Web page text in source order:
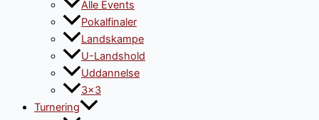
Alle Events
Pokalfinaler
Landskampe
U-Landshold
Uddannelse
3×3
Turnering